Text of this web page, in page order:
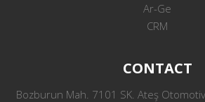
Ar-Ge
CRM
CONTACT
Bozburun Mah. 7101 SK. Ateş